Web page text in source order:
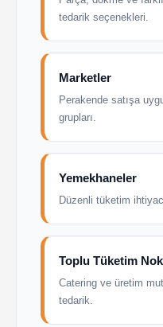
tedarik seçenekleri.
Marketler
Perakende satışa
grupları.
Yemekhaneler
Düzenli tüketim
Toplu Tüketim
Catering ve üretim
tedarik.